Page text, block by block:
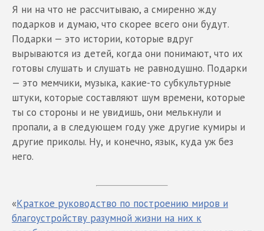
Я ни на что не рассчитываю, а смиренно жду
подарков и думаю, что скорее всего они будут.
Подарки — это истории, которые вдруг
вырываются из детей, когда они понимают, что их
готовы слушать и слушать не равнодушно. Подарки
— это мемчики, музыка, какие-то субкультурные
штуки, которые составляют шум времени, которые
ты со стороны и не увидишь, они мелькнули и
пропали, а в следующем году уже другие кумиры и
другие приколы. Ну, и конечно, язык, куда уж без
него.
«Краткое руководство по построению миров и
благоустройству разумной жизни на них к